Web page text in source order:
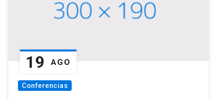
19 AGO
Conferencias